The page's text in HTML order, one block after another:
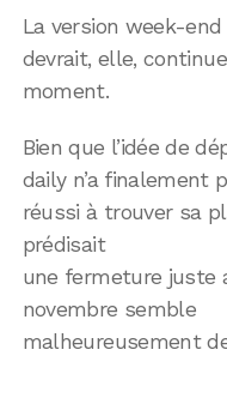
La version week-
devrait, elle,
moment.
Bien que l’idée de
daily n’a finalement
réussi à trouver sa
prédisait
une fermeture juste
novembre semble
malheureusement